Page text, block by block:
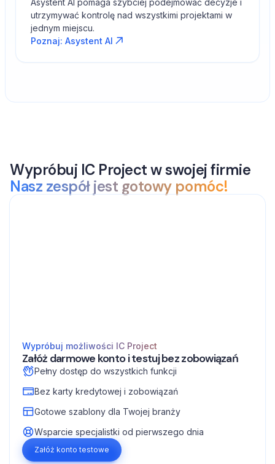
utrzymywać kontrolę nad wszystkimi projektami w
jednym miejscu.
Poznaj: Asystent AI
Wypróbuj IC Project w swojej firmie
Nasz zespół jest gotowy pomóc!
Wypróbuj możliwości IC Project
Załóż darmowe konto i testuj bez zobowiązań
Pełny dostęp do wszystkich funkcji
Bez karty kredytowej i zobowiązań
Gotowe szablony dla Twojej branży
Wsparcie specjalistki od pierwszego dnia
Załóż konto testowe